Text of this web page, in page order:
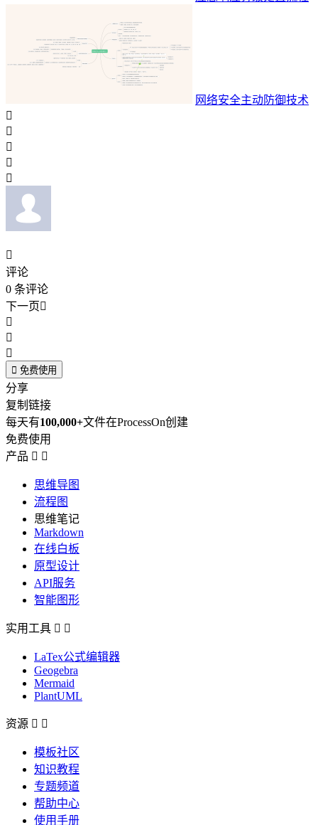
网络安全主动防御技术






评论
0 条评论
下一页



 免费使用
分享
复制链接
每天有100,000+文件在ProcessOn创建
免费使用
产品  
思维导图
流程图
思维笔记
Markdown
在线白板
原型设计
API服务
智能图形
实用工具  
LaTex公式编辑器
Geogebra
Mermaid
PlantUML
资源  
模板社区
知识教程
专题频道
帮助中心
使用手册